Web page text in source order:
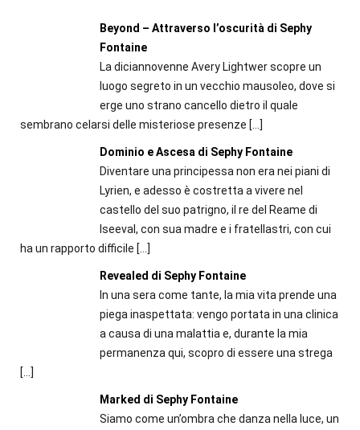
Beyond – Attraverso l’oscurità di Sephy
Fontaine
La diciannovenne Avery Lightwer scopre un
luogo segreto in un vecchio mausoleo, dove si
erge uno strano cancello dietro il quale
sembrano celarsi delle misteriose presenze […]
Dominio e Ascesa di Sephy Fontaine
Diventare una principessa non era nei piani di
Lyrien, e adesso è costretta a vivere nel
castello del suo patrigno, il re del Reame di
Iseeval, con sua madre e i fratellastri, con cui
ha un rapporto difficile […]
Revealed di Sephy Fontaine
In una sera come tante, la mia vita prende una
piega inaspettata: vengo portata in una clinica
a causa di una malattia e, durante la mia
permanenza qui, scopro di essere una strega
[…]
Marked di Sephy Fontaine
Siamo come un’ombra che danza nella luce, un